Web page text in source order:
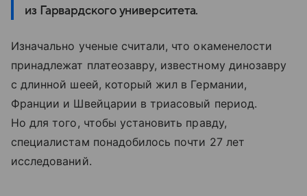
из Гарвардского университета.
Изначально ученые считали, что окаменелости
принадлежат платеозавру, известному динозавру
с длинной шеей, который жил в Германии,
Франции и Швейцарии в триасовый период.
Но для того, чтобы установить правду,
специалистам понадобилось почти 27 лет
исследований.